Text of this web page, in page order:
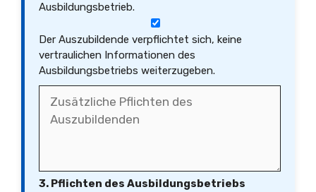
Ausbildungsbetrieb.
Der Auszubildende verpflichtet sich, keine
vertraulichen Informationen des
Ausbildungsbetriebs weiterzugeben.
3. Pflichten des Ausbildungsbetriebs